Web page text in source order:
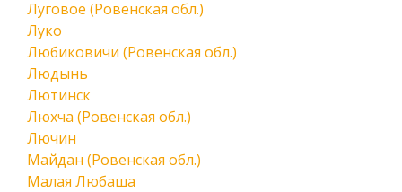
Луговое (Ровенская обл.)
Луко
Любиковичи (Ровенская обл.)
Людынь
Лютинск
Люхча (Ровенская обл.)
Лючин
Майдан (Ровенская обл.)
Малая Любаша